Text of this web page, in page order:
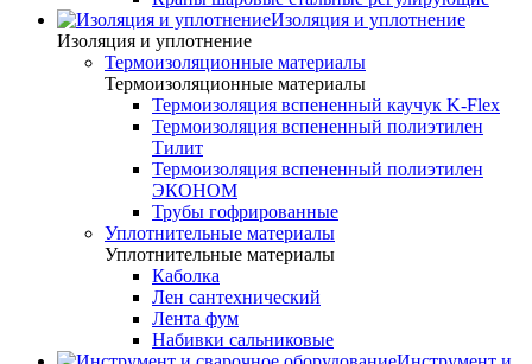
Изоляция и уплотнение
Изоляция и уплотнение
Термоизоляционные материалы
Термоизоляционные материалы
Термоизоляция вспененный каучук K-Flex
Термоизоляция вспененный полиэтилен
Тилит
Термоизоляция вспененный полиэтилен
ЭКОНОМ
Трубы гофрированные
Уплотнительные материалы
Уплотнительные материалы
Каболка
Лен сантехнический
Лента фум
Набивки сальниковые